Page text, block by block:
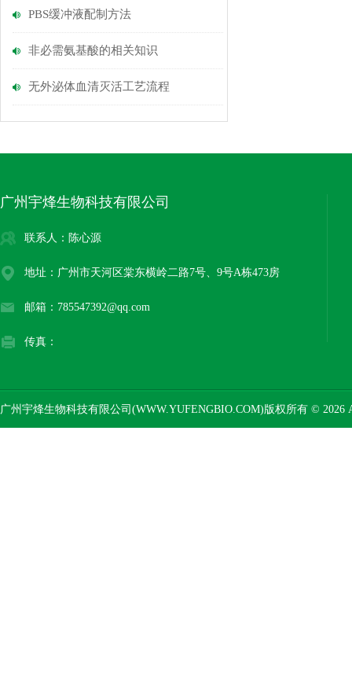
PBS缓冲液配制方法
非必需氨基酸的相关知识
无外泌体血清灭活工艺流程
广州宇烽生物科技有限公司
联系人：陈心源
地址：广州市天河区棠东横岭二路7号、9号A栋473房
邮箱：785547392@qq.com
传真：
广州宇烽生物科技有限公司(WWW.YUFENGBIO.COM)版权所有 © 2026